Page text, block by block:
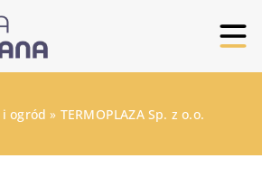
i ogród » TERMOPLAZA Sp. z o.o.